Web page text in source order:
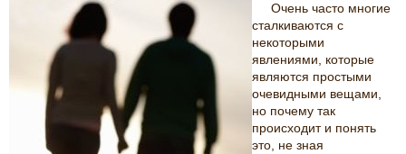
ЖЕНСКИЕ
КАЧЕСТВА
Очень часто многие
сталкиваются с
некоторыми
явлениями, которые
являются простыми
очевидными вещами,
но почему так
происходит и понять
это, не зная